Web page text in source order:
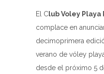
El Club Voley
complace en
decimoprimera
verano de vóley
desde el próximo 5